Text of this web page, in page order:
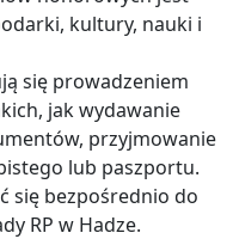
kultury, nauki i
się prowadzeniem
jak wydawanie
przyjmowanie
lub paszportu.
się bezpośrednio do
RP w Hadze.